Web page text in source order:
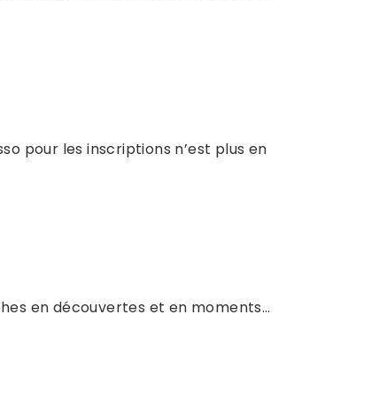
pour les inscriptions n’est plus en
en découvertes et en moments…